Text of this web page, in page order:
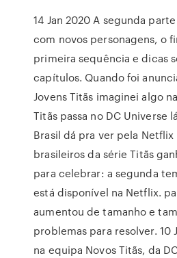
14 Jan 2020 A segunda
com novos personagens, o
primeira sequência e dicas
capítulos. Quando foi
Jovens Titãs imaginei algo
Titãs passa no DC Universe
Brasil dá pra ver pela Netflix
brasileiros da série Titãs
para celebrar: a segunda
está disponível na Netflix.
aumentou de tamanho e
problemas para resolver. 10
na equipa Novos Titãs, da